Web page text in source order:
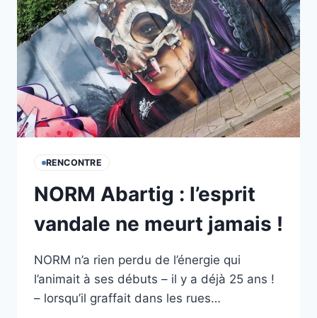
RENCONTRE
NORM Abartig : l’esprit
vandale ne meurt jamais !
NORM n’a rien perdu de l’énergie qui
l’animait à ses débuts – il y a déjà 25 ans !
– lorsqu’il graffait dans les rues…